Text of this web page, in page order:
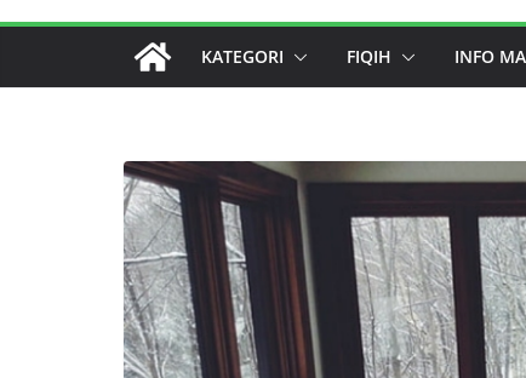
KATEGORI FIQIH INFO